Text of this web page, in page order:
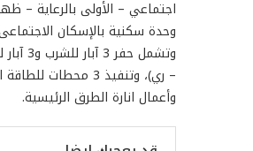
وأعمال انارة الطرق الرئيسية.